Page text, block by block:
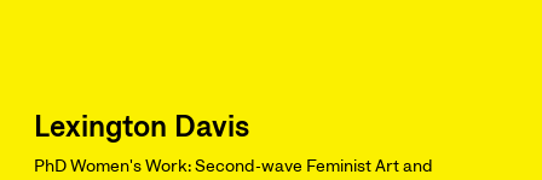
Lexington Davis
PhD Women's Work: Second-wave Feminist Art and